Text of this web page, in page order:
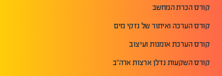
קורס הכרת המחשב
קורס הערכה ואיתור של נזקי מים
קורס הערכת אומנות ועיצוב
קורס השקעות נדלן ארצות ארה"ב